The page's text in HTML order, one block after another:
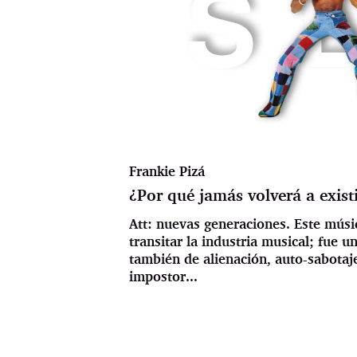
Frankie Pizá
¿Por qué jamás volverá a
Att: nuevas generaciones. Este
transitar la industria musical; fue
también de alienación, auto-
impostor...